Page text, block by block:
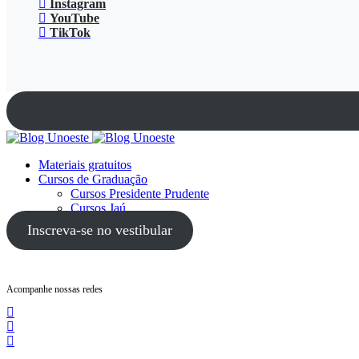
Instagram
YouTube
TikTok
Materiais gratuitos
Cursos de Graduação
Cursos Presidente Prudente
Cursos Jaú
Cursos Guarujá
Inscreva-se no vestibular
Acompanhe nossas redes